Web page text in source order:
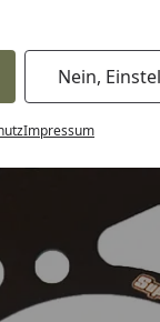
Nein,
Impressum
& Werkzeuge
(Schwarz)